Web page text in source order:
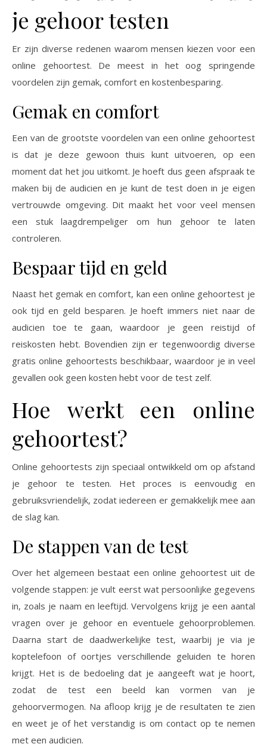
je gehoor testen
Er zijn diverse redenen waarom mensen kiezen voor een
online gehoortest. De meest in het oog springende
voordelen zijn gemak, comfort en kostenbesparing.
Gemak en comfort
Een van de grootste voordelen van een online gehoortest
is dat je deze gewoon thuis kunt uitvoeren, op een
moment dat het jou uitkomt. Je hoeft dus geen afspraak te
maken bij de audicien en je kunt de test doen in je eigen
vertrouwde omgeving. Dit maakt het voor veel mensen
een stuk laagdrempeliger om hun gehoor te laten
controleren.
Bespaar tijd en geld
Naast het gemak en comfort, kan een online gehoortest je
ook tijd en geld besparen. Je hoeft immers niet naar de
audicien toe te gaan, waardoor je geen reistijd of
reiskosten hebt. Bovendien zijn er tegenwoordig diverse
gratis online gehoortests beschikbaar, waardoor je in veel
gevallen ook geen kosten hebt voor de test zelf.
Hoe werkt een online
gehoortest?
Online gehoortests zijn speciaal ontwikkeld om op afstand
je gehoor te testen. Het proces is eenvoudig en
gebruiksvriendelijk, zodat iedereen er gemakkelijk mee aan
de slag kan.
De stappen van de test
Over het algemeen bestaat een online gehoortest uit de
volgende stappen: je vult eerst wat persoonlijke gegevens
in, zoals je naam en leeftijd. Vervolgens krijg je een aantal
vragen over je gehoor en eventuele gehoorproblemen.
Daarna start de daadwerkelijke test, waarbij je via je
koptelefoon of oortjes verschillende geluiden te horen
krijgt. Het is de bedoeling dat je aangeeft wat je hoort,
zodat de test een beeld kan vormen van je
gehoorvermogen. Na afloop krijg je de resultaten te zien
en weet je of het verstandig is om contact op te nemen
met een audicien.